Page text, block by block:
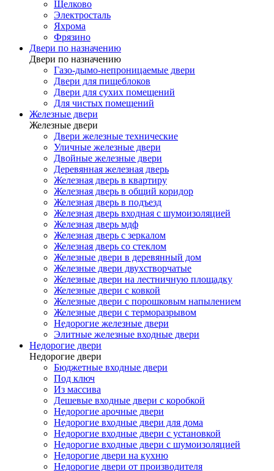
Щелково
Электросталь
Яхрома
Фрязино
Двери по назначению
Двери по назначению
Газо-дымо-непроницаемые двери
Двери для пищеблоков
Двери для сухих помещений
Для чистых помещений
Железные двери
Железные двери
Двери железные технические
Уличные железные двери
Двойные железные двери
Деревянная железная дверь
Железная дверь в квартиру
Железная дверь в общий коридор
Железная дверь в подъезд
Железная дверь входная с шумоизоляцией
Железная дверь мдф
Железная дверь с зеркалом
Железная дверь со стеклом
Железные двери в деревянный дом
Железные двери двухстворчатые
Железные двери на лестничную площадку
Железные двери с ковкой
Железные двери с порошковым напылением
Железные двери с терморазрывом
Недорогие железные двери
Элитные железные входные двери
Недорогие двери
Недорогие двери
Бюджетные входные двери
Под ключ
Из массива
Дешевые входные двери с коробкой
Недорогие арочные двери
Недорогие входные двери для дома
Недорогие входные двери с установкой
Недорогие входные двери с шумоизоляцией
Недорогие двери на кухню
Недорогие двери от производителя